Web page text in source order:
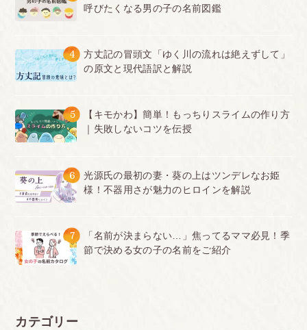
呼びたくなる男の子の名前図鑑
4
方丈記の冒頭文「ゆく川の流れは絶えずして」
の原文と現代語訳と解説
5
【キモかわ】簡単！もっちりスライムの作り方
｜失敗しないコツを伝授
6
光源氏の最初の妻・葵の上はツンデレなお姫
様！不器用さが魅力のヒロインを解説
7
「名前が決まらない…」焦ってるママ必見！季
節で決める女の子の名前をご紹介
カテゴリー